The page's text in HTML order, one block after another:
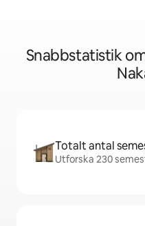
Snabbstatistik
Totalt antal
Utforska 230